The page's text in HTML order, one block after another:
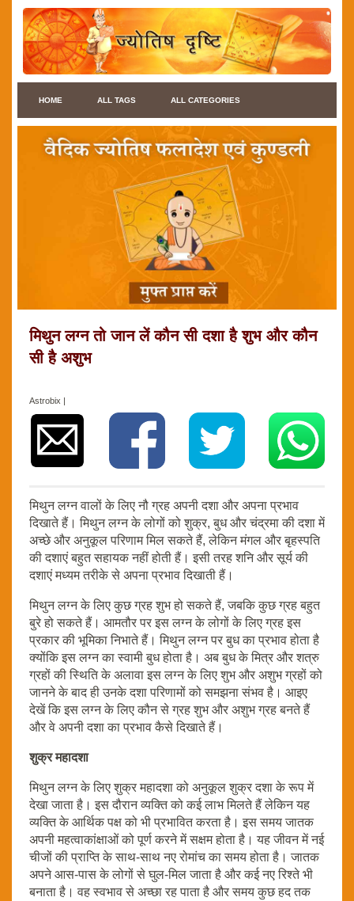
HOME ALL TAGS ALL CATEGORIES
मिथुन लग्न तो जान लें कौन सी दशा है शुभ और कौन
सी है अशुभ
Astrobix |
मिथुन लग्न वालों के लिए नौ ग्रह अपनी दशा और अपना प्रभाव
दिखाते हैं। मिथुन लग्न के लोगों को शुक्र, बुध और चंद्रमा की दशा में
अच्छे और अनुकूल परिणाम मिल सकते हैं, लेकिन मंगल और बृहस्पति
की दशाएं बहुत सहायक नहीं होती हैं। इसी तरह शनि और सूर्य की
दशाएं मध्यम तरीके से अपना प्रभाव दिखाती हैं।
मिथुन लग्न के लिए कुछ ग्रह शुभ हो सकते हैं, जबकि कुछ ग्रह बहुत
बुरे हो सकते हैं। आमतौर पर इस लग्न के लोगों के लिए ग्रह इस
प्रकार की भूमिका निभाते हैं। मिथुन लग्न पर बुध का प्रभाव होता है
क्योंकि इस लग्न का स्वामी बुध होता है। अब बुध के मित्र और शत्रु
ग्रहों की स्थिति के अलावा इस लग्न के लिए शुभ और अशुभ ग्रहों को
जानने के बाद ही उनके दशा परिणामों को समझना संभव है। आइए
देखें कि इस लग्न के लिए कौन से ग्रह शुभ और अशुभ ग्रह बनते हैं
और वे अपनी दशा का प्रभाव कैसे दिखाते हैं।
शुक्र महादशा
मिथुन लग्न के लिए शुक्र महादशा को अनुकूल शुक्र दशा के रूप में
देखा जाता है। इस दौरान व्यक्ति को कई लाभ मिलते हैं लेकिन यह
व्यक्ति के आर्थिक पक्ष को भी प्रभावित करता है। इस समय जातक
अपनी महत्वाकांक्षाओं को पूर्ण करने में सक्षम होता है। यह जीवन में नई
चीजों की प्राप्ति के साथ-साथ नए रोमांच का समय होता है। जातक
अपने आस-पास के लोगों से घुल-मिल जाता है और कई नए रिश्ते भी
बनाता है। वह स्वभाव से अच्छा रह पाता है और समय कुछ हद तक